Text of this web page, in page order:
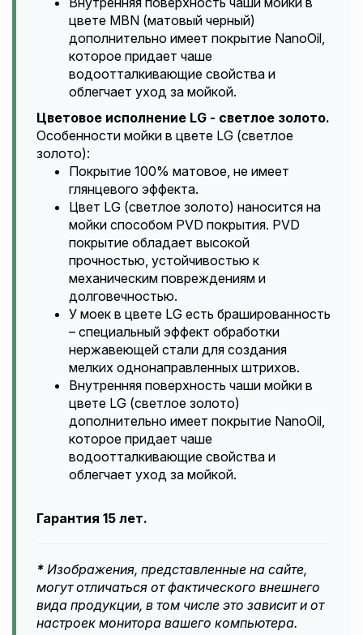
цвете MBN (матовый черный)
дополнительно имеет покрытие NanoOil,
которое придает чаше
водоотталкивающие свойства и
облегчает уход за мойкой.
Цветовое исполнение LG - светлое золото.
Особенности мойки в цвете LG (светлое
золото):
Покрытие 100% матовое, не имеет
глянцевого эффекта.
Цвет LG (светлое золото) наносится на
мойки способом PVD покрытия. PVD
покрытие обладает высокой
прочностью, устойчивостью к
механическим повреждениям и
долговечностью.
У моек в цвете LG есть брашированность
– специальный эффект обработки
нержавеющей стали для создания
мелких однонаправленных штрихов.
Внутренняя поверхность чаши мойки в
цвете LG (светлое золото)
дополнительно имеет покрытие NanoOil,
которое придает чаше
водоотталкивающие свойства и
облегчает уход за мойкой.
Гарантия 15 лет.
* Изображения, представленные на сайте,
могут отличаться от фактического внешнего
вида продукции, в том числе это зависит и от
настроек монитора вашего компьютера.